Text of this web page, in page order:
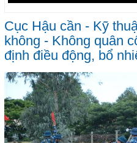
Cục Hậu cần - Kỹ
không - Không quân
định điều động, bổ